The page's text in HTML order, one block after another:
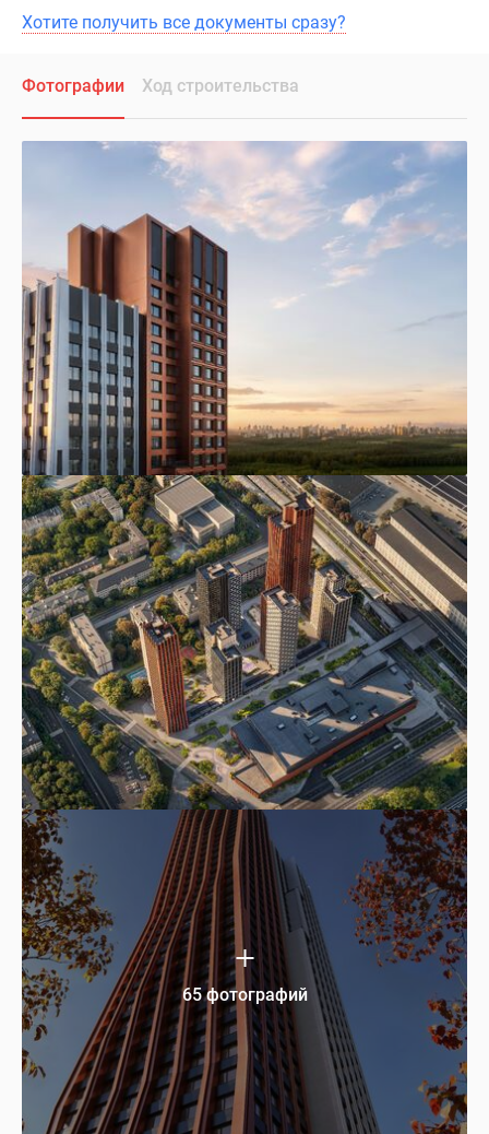
Хотите получить все документы сразу?
Фотографии Ход строительства
65 фотографий